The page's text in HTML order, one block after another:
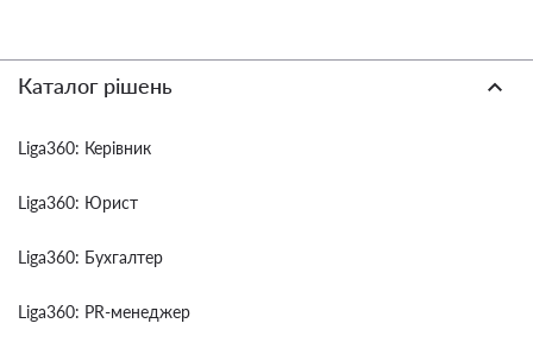
Каталог рішень
Liga360: Керівник
Liga360: Юрист
Liga360: Бухгалтер
Liga360: PR-менеджер